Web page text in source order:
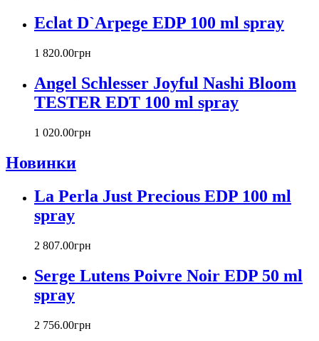
Canali
Carla Fracci
Carlos Moya
Caron
Cartier
Chanel
Charriol
Chloe
Christian Audigier
Christian Dior
Christian Lacroix
Cindy Crawford
Clinique
Clive Christian
CnR Create
Comme Des Garcons
Eclat D`Arpege EDP 100 ml spray
1 820.00грн
Angel Schlesser Joyful Nashi Bloom
TESTER EDT 100 ml spray
1 020.00грн
Новинки
La Perla Just Precious EDP 100 ml
spray
2 807.00грн
Serge Lutens Poivre Noir EDP 50 ml
spray
2 756.00грн